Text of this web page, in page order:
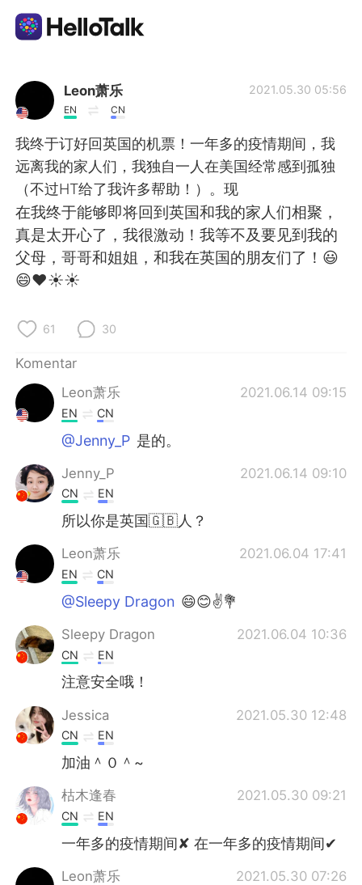
Aplikasi Pertukaran Bahasa
AI Grammar Checker
Indonesia
English 简体中文
繁體中文
العربية
Deutsch
한국어
Italiano
Türkçe
Português
Leon萧乐
EN CN
2021.05.30 05:56
我终于订好回英国的机票！一年多的疫情期间，我
远离我的家人们，我独自一人在美国经常感到孤独
（不过HT给了我许多帮助！）。现
在我终于能够即将回到英国和我的家人们相聚，
真是太开心了，我很激动！我等不及要见到我的
父母，哥哥和姐姐，和我在英国的朋友们了！😃
😄❤☀☀
61 30
Komentar
Leon萧乐
2021.06.14 09:15
EN CN
@Jenny_P 是的。
Jenny_P 2021.06.14 09:10
CN EN
所以你是英国🇬🇧人？
Leon萧乐 2021.06.04 17:41
EN CN
@Sleepy Dragon 😄😊✌💐
Sleepy Dragon 2021.06.04 10:36
CN EN
注意安全哦！
Jessica 2021.05.30 12:48
CN EN
加油＾０＾~
枯木逢春 2021.05.30 09:21
CN EN
一年多的疫情期间✘ 在一年多的疫情期间✔
Leon萧乐 2021.05.30 07:26